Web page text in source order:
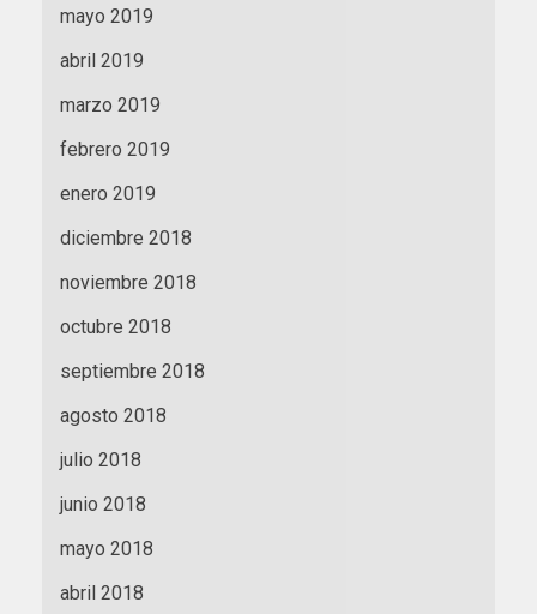
mayo 2019
abril 2019
marzo 2019
febrero 2019
enero 2019
diciembre 2018
noviembre 2018
octubre 2018
septiembre 2018
agosto 2018
julio 2018
junio 2018
mayo 2018
abril 2018